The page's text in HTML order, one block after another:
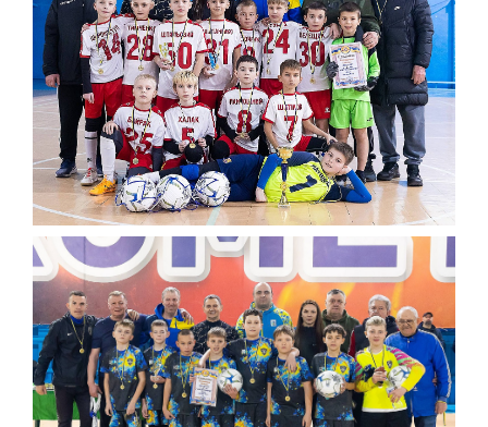
ІСТОРІЯ ТРАНСПОРТУ
РЕКОРДИ МІСТА